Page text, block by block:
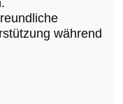
während